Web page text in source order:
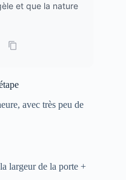
et que la nature
avec très peu de
largeur de la porte +